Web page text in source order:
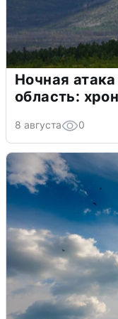
Ночная
область:
8 августа 0